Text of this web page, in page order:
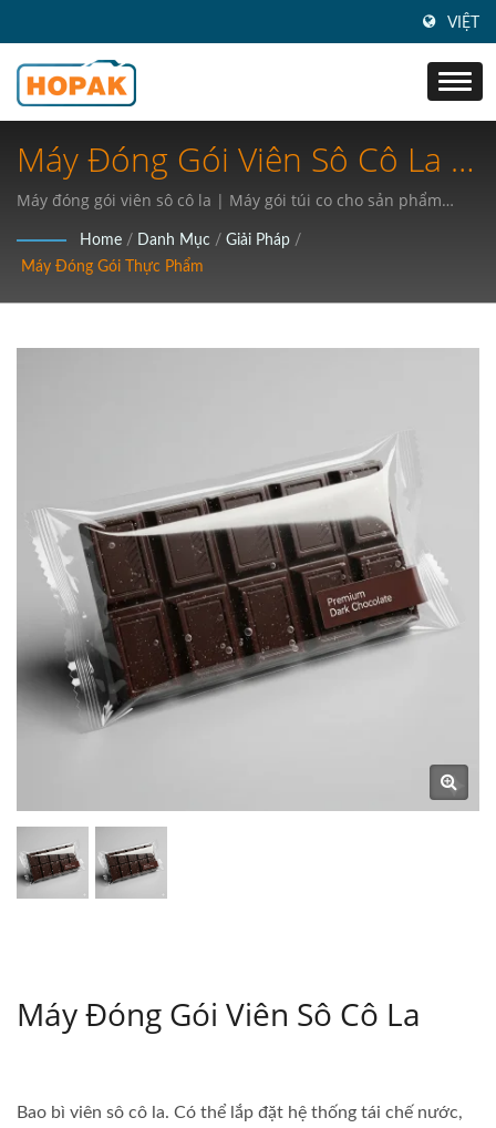
VIỆT
Máy Đóng Gói Viên Sô Cô La |
Công Nghệ Đóng Gói Công
Nghiệp 4.0: Cách Mạng Hóa
Cung Cấp Y Tế Và Đóng Gói
Thực Phẩm
Máy đóng gói viên sô cô la | Máy gói túi co cho sản phẩm
Home / Danh Mục / Giải Pháp /
Máy Đóng Gói Thực Phẩm
Máy Đóng Gói Viên Sô Cô La
Bao bì viên sô cô la. Có thể lắp đặt hệ thống tái chế nước,